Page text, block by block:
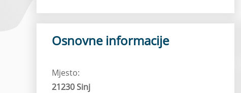
Osnovne informacije
Mjesto:
21230 Sinj